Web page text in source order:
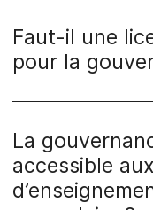
Faut-il une
pour la
La
accessible